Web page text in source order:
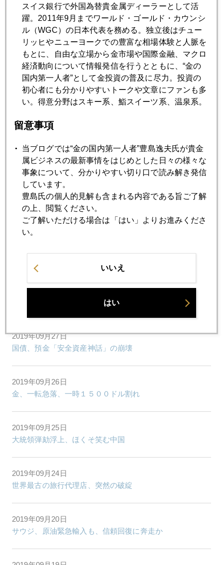
1月
7月 8月 9月 10月 11月 12月
2019年09月30日
米中「証券」戦争にエスカレートの兆し
2019年09月27日
国債、預金「安全資産神話」の崩壊
2019年09月26日
金、一転急落、一時１５００ドル割れ
2019年09月25日
大統領弾劾浮上、ほくそ笑む中国
2019年09月24日
世界最古の旅行代理店、突然の破綻
2019年09月20日
サウジ、原油緊急輸入も、信頼回復に奔走か
スイス銀行で外国為替貴金属ディーラーとして活
躍。2011年9月までワールド・ゴールド・カウンシ
ル（WGC）の日本代表を務める。独立後はチュー
リッヒやニューヨークでの豊富な相場体験と人脈を
もとに、自由な立場から金市場や国際金融、マクロ
経済動向について情報発信を行うとともに、“金の
国内第一人者”として金投資の普及に尽力。投資の
初心者にも分かりやすいトークや文章にファンも多
い。得意分野はスキー系、鮨スイーツ系、温泉系。
留意事項
当ブログでは“金の国内第一人者”豊島逸夫氏が貴金
属ビジネスの最新事情をはじめとした日々の様々な
事象について、分かりやすい切り口で読み解き発信
しています。
豊島氏の個人的見解も含まれる内容である旨ご了解
の上、閲覧ください。
ご了解いただける場合は「はい」よりお進みくださ
い。
いいえ
はい